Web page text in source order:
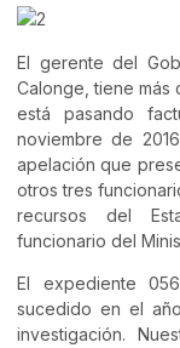
El gerente del
Calonge, tiene más
está pasando
noviembre de
apelación que
otros tres
recursos del
funcionario del
El expediente
sucedido en el
investigación.